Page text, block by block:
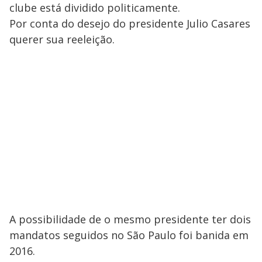
clube está dividido politicamente.
Por conta do desejo do presidente Julio Casares
querer sua reeleição.
A possibilidade de o mesmo presidente ter dois
mandatos seguidos no São Paulo foi banida em
2016.